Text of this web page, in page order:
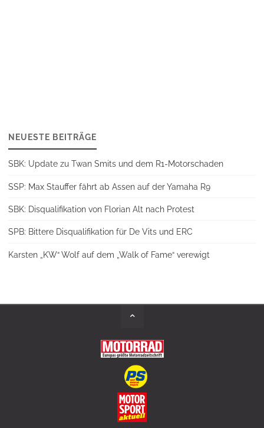
NEUESTE BEITRÄGE
SBK: Update zu Twan Smits und dem R1-Motorschaden
SSP: Max Stauffer fährt ab Assen auf der Yamaha R9
SBK: Disqualifikation von Florian Alt nach Protest
SPB: Bittere Disqualifikation für De Vits und ERC
Karsten „KW“ Wolf auf dem „Walk of Fame“ verewigt
Back